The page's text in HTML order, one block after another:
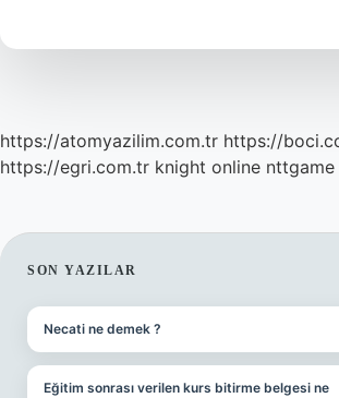
Belirsiz
https://atomyazilim.com.tr https://
https://egri.com.tr knight online nttgame
SIDEBAR
SON YAZILAR
Necati ne demek ?
Eğitim sonrası verilen kurs bitirme belgesi ne